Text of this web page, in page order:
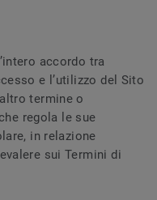
accordo tra
e l’utilizzo del Sito
termine o
regola le sue
in relazione
sui Termini di